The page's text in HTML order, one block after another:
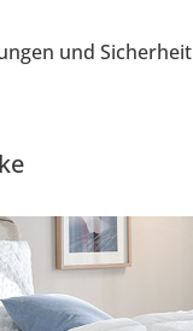
und Sicherheit